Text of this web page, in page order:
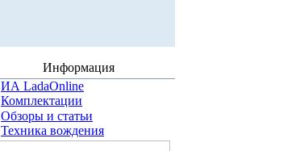
Информация
ИА LadaOnline
Комплектации
Обзоры и статьи
Техника вождения